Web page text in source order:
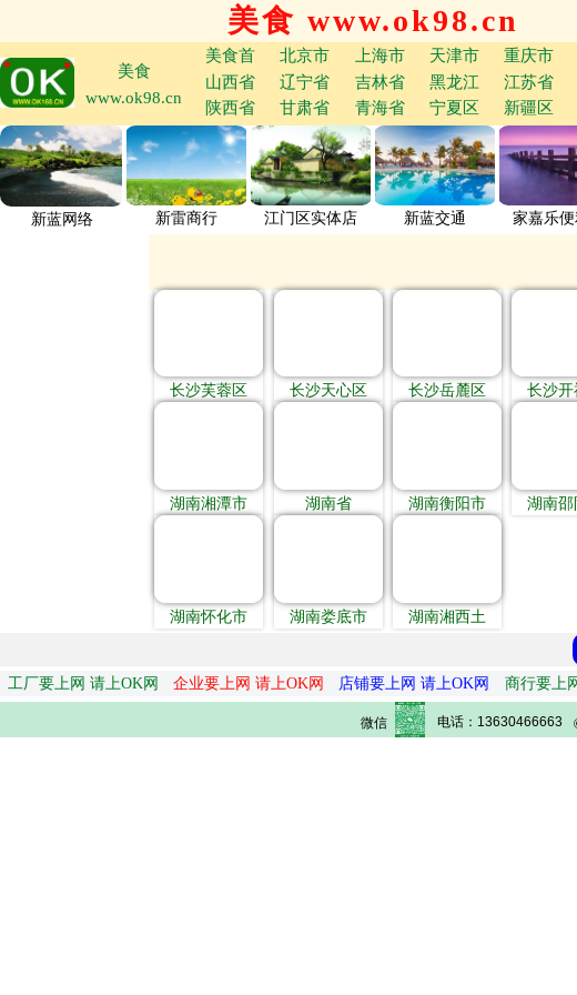
美食 www.ok98.cn
美食
www.ok98.cn
美食首 北京市 上海市 天津市 重庆市
山西省
辽宁省 吉林省 黑龙江 江苏省
陕西省
甘肃省 青海省 宁夏区 新疆区
新蓝网络 新雷商行 江门区实体店 新蓝交通 家嘉乐
长沙芙蓉区 长沙天心区 长沙岳麓区 长沙
湖南湘潭市 湖南省 湖南衡阳市 湖南
湖南怀化市 湖南娄底市
湖南湘西土
工厂要上网 请上OK网
企业要上网 请上OK网 店铺要上网 请上OK网 商行要上
微信 电话：13630466663